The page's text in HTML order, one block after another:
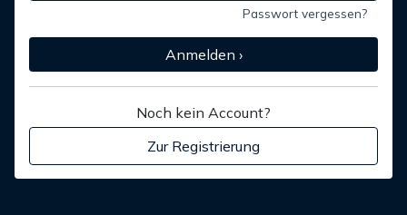
Passwort vergessen?
Anmelden ›
Noch kein Account?
Zur Registrierung